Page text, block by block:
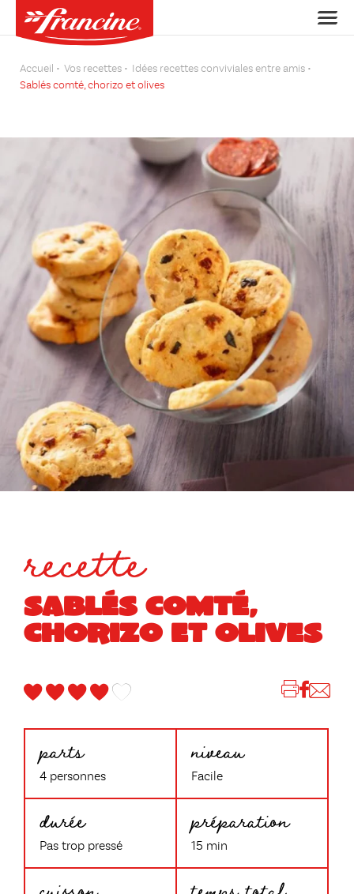
Accueil Vos recettes
Idées recettes conviviales entre amis
Sablés comté, chorizo et olives
recette
SABLÉS COMTÉ,
CHORIZO ET OLIVES
parts
4 personnes
niveau
Facile
durée
Pas trop pressé
préparation
15 min